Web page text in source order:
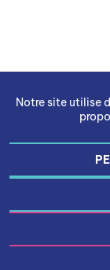
Notre site utilise